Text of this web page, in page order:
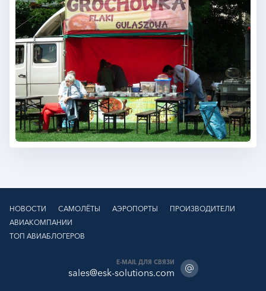
НОВОСТИ САМОЛЁТЫ АЭРОПОРТЫ
ПРОИЗВОДИТЕЛИ
АВИАКОМПАНИИ
ТОП АВИАБЛОГЕРОВ
E-MAIL ДЛЯ СВЯЗИ
sales@esk-solutions.com